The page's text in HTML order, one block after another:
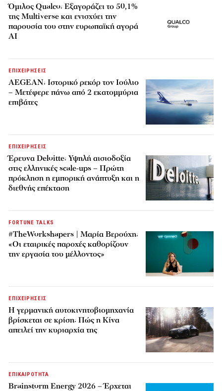
Όμιλος Qualco: Εξαγοράζει το 50,1%
της Multiverse και ενισχύει την
παρουσία του στην ευρωπαϊκή αγορά
AI
ΕΠΙΧΕΙΡΗΣΕΙΣ
AEGEAN: Ιστορικό ρεκόρ τον Ιούλιο
– Μετέφερε πάνω από 2 εκατομμύρια
επιβάτες
ΕΠΙΧΕΙΡΗΣΕΙΣ
Έρευνα Deloitte: Υψηλή αισιοδοξία
στις ελληνικές scale-ups – Πρώτη
πρόκληση η εμπορική ανάπτυξη και η
διεθνής επέκταση
FORTUNE TALKS
#TheWorkshapers | Μαρία Βερούχη:
«Οι εταιρικές παροχές καθορίζουν
την εργασία του μέλλοντος»
ΕΠΙΧΕΙΡΗΣΕΙΣ
Η γερμανική αυτοκινητοβιομηχανία
βρίσκεται σε κρίση: Πώς η Κίνα
απειλεί την κυριαρχία της
ΕΠΙΚΑΙΡΟΤΗΤΑ
Brainstorm Energy 2026 – Έρχεται